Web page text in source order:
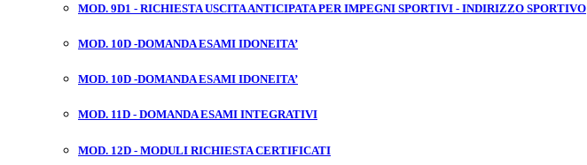
MOD. 9D1 - RICHIESTA USCITA ANTICIPATA PER IMPEGNI SPORTIVI - INDIRIZZO SPORTIVO
MOD. 10D -DOMANDA ESAMI IDONEITA’
MOD. 10D -DOMANDA ESAMI IDONEITA’
MOD. 11D - DOMANDA ESAMI INTEGRATIVI
MOD. 12D - MODULI RICHIESTA CERTIFICATI